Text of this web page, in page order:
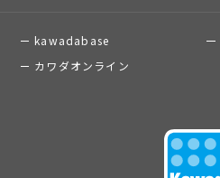
kawadabase
カワダオンライン